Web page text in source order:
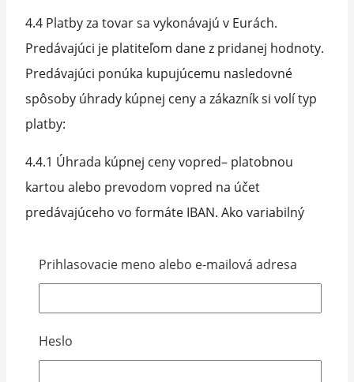
4.4 Platby za tovar sa vykonávajú v Eurách.
Predávajúci je platiteľom dane z pridanej hodnoty.
Predávajúci ponúka kupujúcemu nasledovné
spôsoby úhrady kúpnej ceny a zákazník si volí typ
platby:
4.4.1 Úhrada kúpnej ceny vopred– platobnou
kartou alebo prevodom vopred na účet
predávajúceho vo formáte IBAN. Ako variabilný
ktoré je vygenerované v predfaktúre / zálohovej
faktúre.
dobierku- t. j u kuriéra, na slovenskej pošte , v
Prihlasovacie meno alebo e-mailová adresa
Heslo